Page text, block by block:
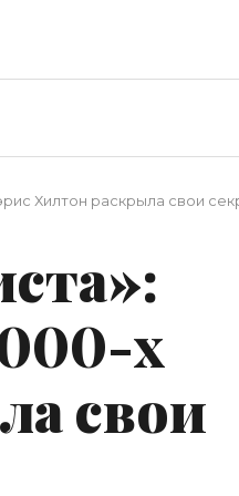
Хилтон раскрыла свои
х
свои